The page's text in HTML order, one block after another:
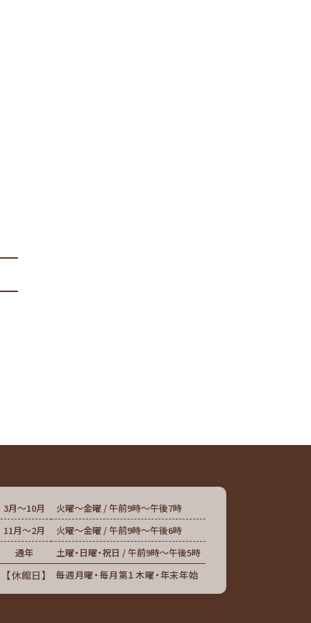
3月～10月
火曜～金曜 / 午前9時～午後7時
11月～2月
火曜～金曜 / 午前9時～午後6時
通年
土曜・日曜・祝日 / 午前9時～午後5時
休館日 毎週月曜・毎月第１木曜・年末年始